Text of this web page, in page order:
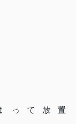
って放置